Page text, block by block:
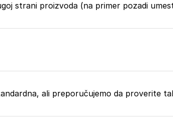
strani proizvoda (na primer pozadi
ali preporučujemo da proverite